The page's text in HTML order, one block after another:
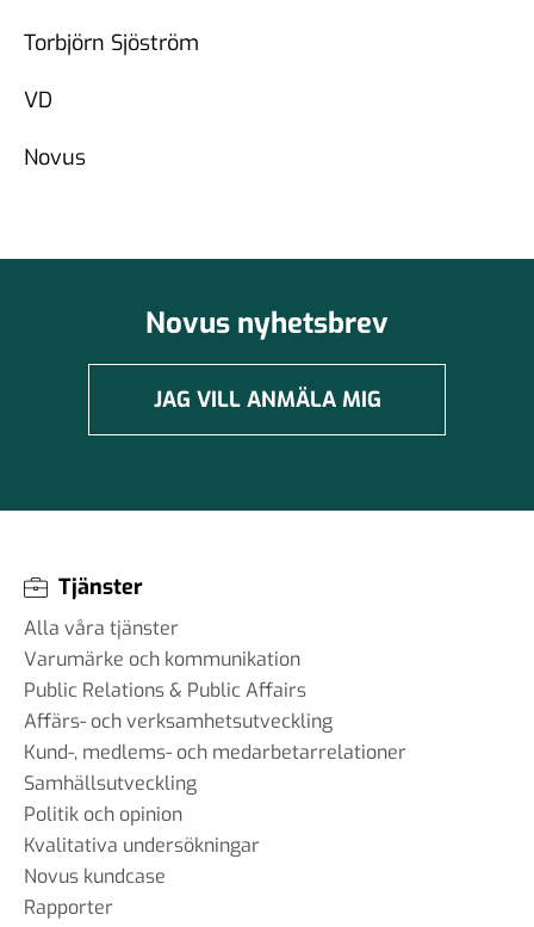
Torbjörn Sjöström
VD
Novus
Novus nyhetsbrev
JAG VILL ANMÄLA MIG
Tjänster
Alla våra tjänster
Varumärke och kommunikation
Public Relations & Public Affairs
Affärs- och verksamhetsutveckling
Kund-, medlems- och medarbetarrelationer
Samhällsutveckling
Politik och opinion
Kvalitativa undersökningar
Novus kundcase
Rapporter